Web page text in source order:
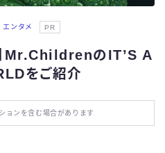
エンタメ PR
Mr.ChildrenのIT’S A
をご紹介
ョンを含む場合があります